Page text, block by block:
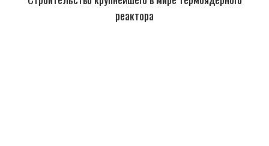
реактора